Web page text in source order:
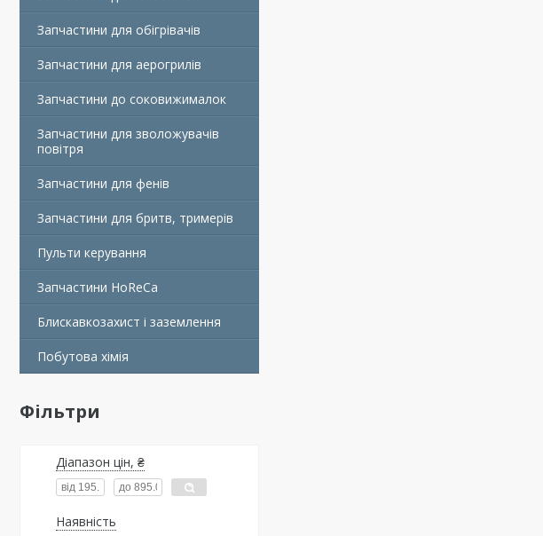
Запчастини для обігрівачів
Запчастини для аерогрилів
Запчастини до соковижималок
Запчастини для зволожувачів
повітря
Запчастини для фенів
Запчастини для бритв, тримерів
Пульти керування
Запчастини HoReCa
Блискавкозахист і заземлення
Побутова хімія
Фільтри
Діапазон цін, ₴
Наявність